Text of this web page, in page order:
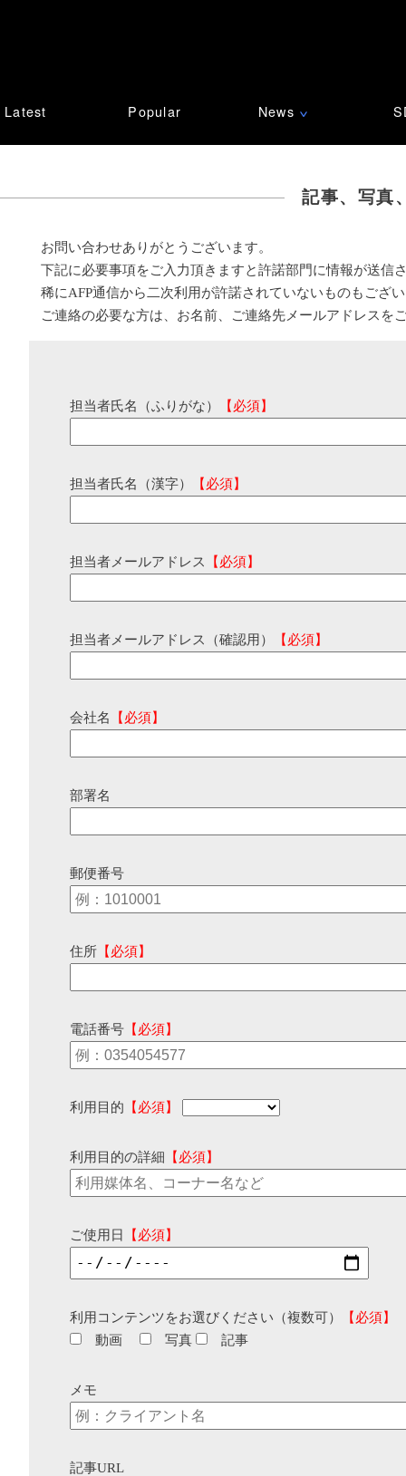
Latest Popular News ∨
記事、写真
お問い合わせありがとうございます。
下記に必要事項をご入力頂きますと許諾部門に情報が送信
稀にAFP通信から二次利用が許諾されていないものもござ
ご連絡の必要な方は、お名前、ご連絡先メールアドレスを
担当者氏名（ふりがな） 【必須】
担当者氏名（漢字） 【必須】
担当者メールアドレス 【必須】
担当者メールアドレス（確認用） 【必須】
会社名 【必須】
部署名
郵便番号
住所 【必須】
電話番号 【必須】
利用目的 【必須】
利用目的の詳細 【必須】
ご使用日 【必須】
利用コンテンツをお選びください（複数可）
【必須】
動画
写真 記事
メモ
記事URL